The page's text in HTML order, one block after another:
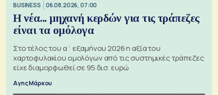
BUSINESS 06.08.2026, 07:00
Η νέα... μηχανή κερδών για τις τράπεζες
είναι τα ομόλογα
Στο τέλος του α΄ εξαμήνου 2026 η αξία του
χαρτοφυλακίου ομολόγων από τις συστημικές τράπεζες
είχε διαμορφωθεί σε 95 δισ. ευρώ
Αγης Μάρκου